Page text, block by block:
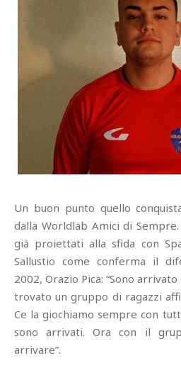
Un buon punto quello
dalla Worldlab Amici di
già proiettati alla sfida con
Sallustio come conferma il
2002, Orazio Pica: “Sono
trovato un gruppo di ragazzi
Ce la giochiamo sempre con
sono arrivati. Ora con il
arrivare”.